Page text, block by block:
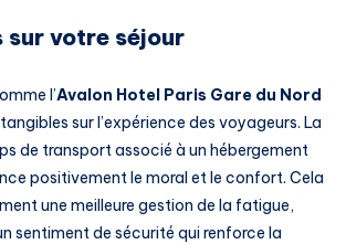
sur votre séjour
l’Avalon Hotel Paris Gare du Nord
sur l’expérience des voyageurs. La
de transport associé à un hébergement
positivement le moral et le confort. Cela
une meilleure gestion de la fatigue,
sentiment de sécurité qui renforce la